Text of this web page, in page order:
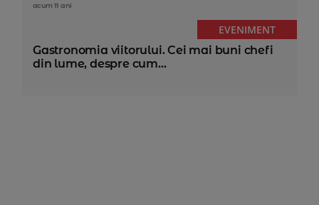
acum 11 ani
EVENIMENT
Gastronomia viitorului. Cei mai buni chefi
din lume, despre cum...